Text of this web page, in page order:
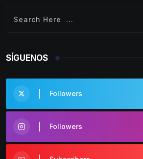
SÍGUENOS
Followers
Followers